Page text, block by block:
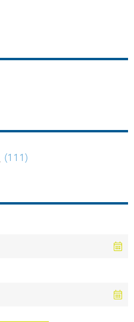
(111)